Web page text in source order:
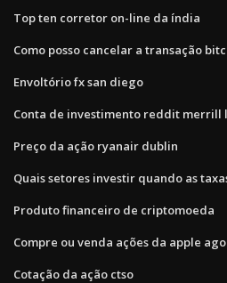
Top ten corretor on-line da índia
Como posso cancelar a transação
Envoltório fx san diego
Conta de investimento reddit merrill
Preço da ação ryanair dublin
Quais setores investir quando as
Produto financeiro de criptomoeda
Compre ou venda ações da apple
Cotação da ação ctso